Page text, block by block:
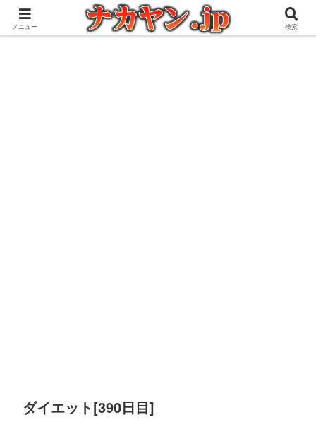
アウトドアとガジェット好きな管理人の愉快な日々を綴るブログ
ダイエット[390日目]
メニュー 検索